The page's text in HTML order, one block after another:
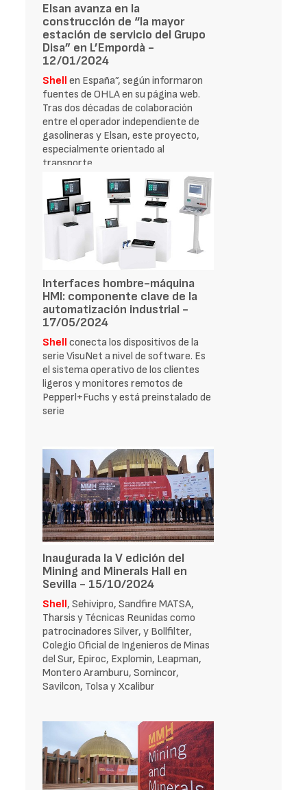
Elsan avanza en la
construcción de “la mayor
estación de servicio del Grupo
Disa” en L’Empordà -
12/01/2024
Shell en España”, según informaron
fuentes de OHLA en su página web.
Tras dos décadas de colaboración
entre el operador independiente de
gasolineras y Elsan, este proyecto,
especialmente orientado al
transporte
Interfaces hombre-máquina
HMI: componente clave de la
automatización industrial -
17/05/2024
Shell conecta los dispositivos de la
serie VisuNet a nivel de software. Es
el sistema operativo de los clientes
ligeros y monitores remotos de
Pepperl+Fuchs y está preinstalado de
serie
Inaugurada la V edición del
Mining and Minerals Hall en
Sevilla - 15/10/2024
Shell, Sehivipro, Sandfire MATSA,
Tharsis y Técnicas Reunidas como
patrocinadores Silver, y Bollfilter,
Colegio Oficial de Ingenieros de Minas
del Sur, Epiroc, Explomin, Leapman,
Montero Aramburu, Somincor,
Savilcon, Tolsa y Xcalibur